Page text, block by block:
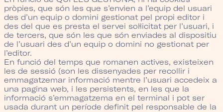
pròpies, que són les que s’envien a l’equip del usuari
des d’un equip o domini gestionat pel propi editor i
des del que es presta el servei sol·licitat per l’usuari, i
de tercers, que són les que són enviades al dispositiu
de l’usuari des d’un equip o domini no gestionat per
l’editor.
En funció del temps que romanen actives, existeixen
les de sessió (son les dissenyades per recollir i
emmagatzemar informació mentre l’usuari accedeix a
una pagina web, i les persistents, en les que la
informació s’emmagatzema en el terminal i pot ser
usada durant un període definit pel responsable de la